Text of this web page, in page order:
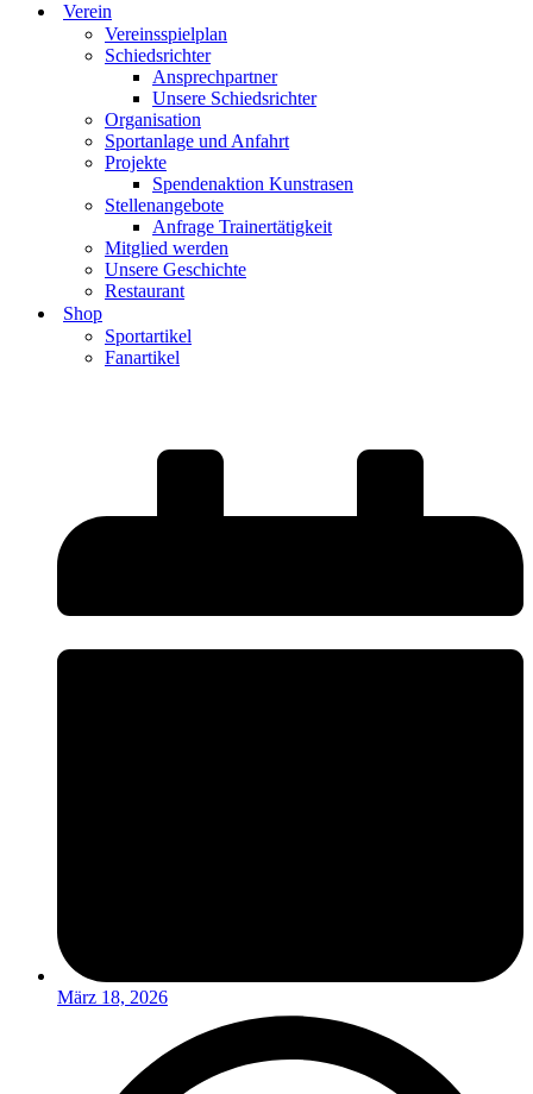
Verein
Vereinsspielplan
Schiedsrichter
Ansprechpartner
Unsere Schiedsrichter
Organisation
Sportanlage und Anfahrt
Projekte
Spendenaktion Kunstrasen
Stellenangebote
Anfrage Trainertätigkeit
Mitglied werden
Unsere Geschichte
Restaurant
Shop
Sportartikel
Fanartikel
März 18, 2026